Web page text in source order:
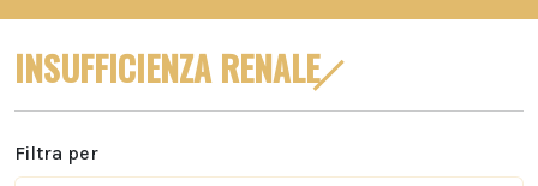
INSUFFICIENZA RENALE
Filtra per